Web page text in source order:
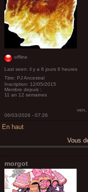
offline
Last seen: il y a 6 jours 6 heures
Titre: PJ Ancestral
Inscription: 12/05/2015
Membre depuis :
11 an 12 semaines
ven,
06/03/2026 - 07:26
En haut
Vous
morgot